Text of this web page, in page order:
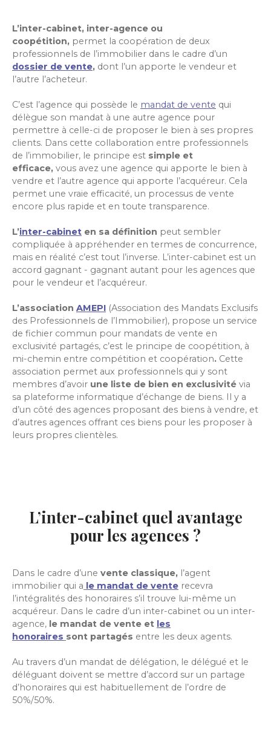
L’inter-cabinet, inter-agence ou
coopétition, permet la coopération de deux
professionnels de l’immobilier dans le cadre d’un
dossier de vente, dont l’un apporte le vendeur et
l’autre l’acheteur.
C’est l’agence qui possède le mandat de vente qui
délègue son mandat à une autre agence pour
permettre à celle-ci de proposer le bien à ses propres
clients. Dans cette collaboration entre professionnels
de l’immobilier, le principe est simple et
efficace, vous avez une agence qui apporte le bien à
vendre et l’autre agence qui apporte l’acquéreur. Cela
permet une vraie efficacité, un processus de vente
encore plus rapide et en toute transparence.
L’inter-cabinet en sa définition peut sembler
compliquée à appréhender en termes de concurrence,
mais en réalité c’est tout l’inverse. L’inter-cabinet est un
accord gagnant - gagnant autant pour les agences que
pour le vendeur et l’acquéreur.
L’association AMEPI (Association des Mandats Exclusifs
des Professionnels de l’Immobilier), propose un service
de fichier commun pour mandats de vente en
exclusivité partagés, c’est le principe de coopétition, à
mi-chemin entre compétition et coopération. Cette
association permet aux professionnels qui y sont
membres d’avoir une liste de bien en exclusivité via
sa plateforme informatique d’échange de biens. Il y a
d’un côté des agences proposant des biens à vendre, et
d’autres agences offrant ces biens pour les proposer à
leurs propres clientèles.
L’inter-cabinet quel avantage
pour les agences ?
Dans le cadre d’une vente classique, l’agent
immobilier qui a le mandat de vente recevra
l’intégralités des honoraires s’il trouve lui-même un
acquéreur. Dans le cadre d’un inter-cabinet ou un inter-
agence, le mandat de vente et les
honoraires sont partagés entre les deux agents.
Au travers d’un mandat de délégation, le délégué et le
déléguant doivent se mettre d’accord sur un partage
d’honoraires qui est habituellement de l’ordre de
50%/50%.